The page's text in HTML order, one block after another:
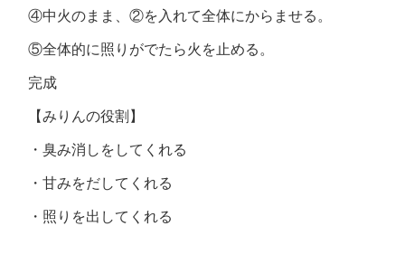
④中火のまま、②を入れて全体にからませる。
⑤全体的に照りがでたら火を止める。
完成
【みりんの役割】
・臭み消しをしてくれる
・甘みをだしてくれる
・照りを出してくれる